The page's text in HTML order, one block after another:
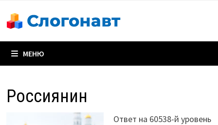
содержимому
МЕНЮ
Россиянин
Ответ на 60538-й уровень